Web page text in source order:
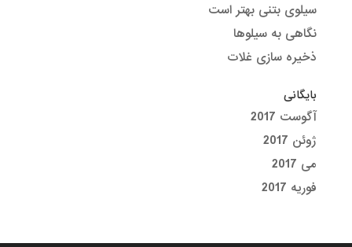
سیلوی بتنی بهتر است
نگاهی به سیلوها
ذخیره سازی غلات
بایگانی
آگوست 2017
ژوئن 2017
می 2017
فوریه 2017